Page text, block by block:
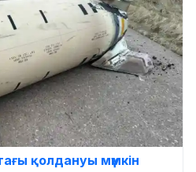
қолдануы мүмкін